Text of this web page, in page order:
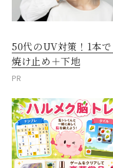
50代のUV対策！1本で
焼け止め＋下地
PR